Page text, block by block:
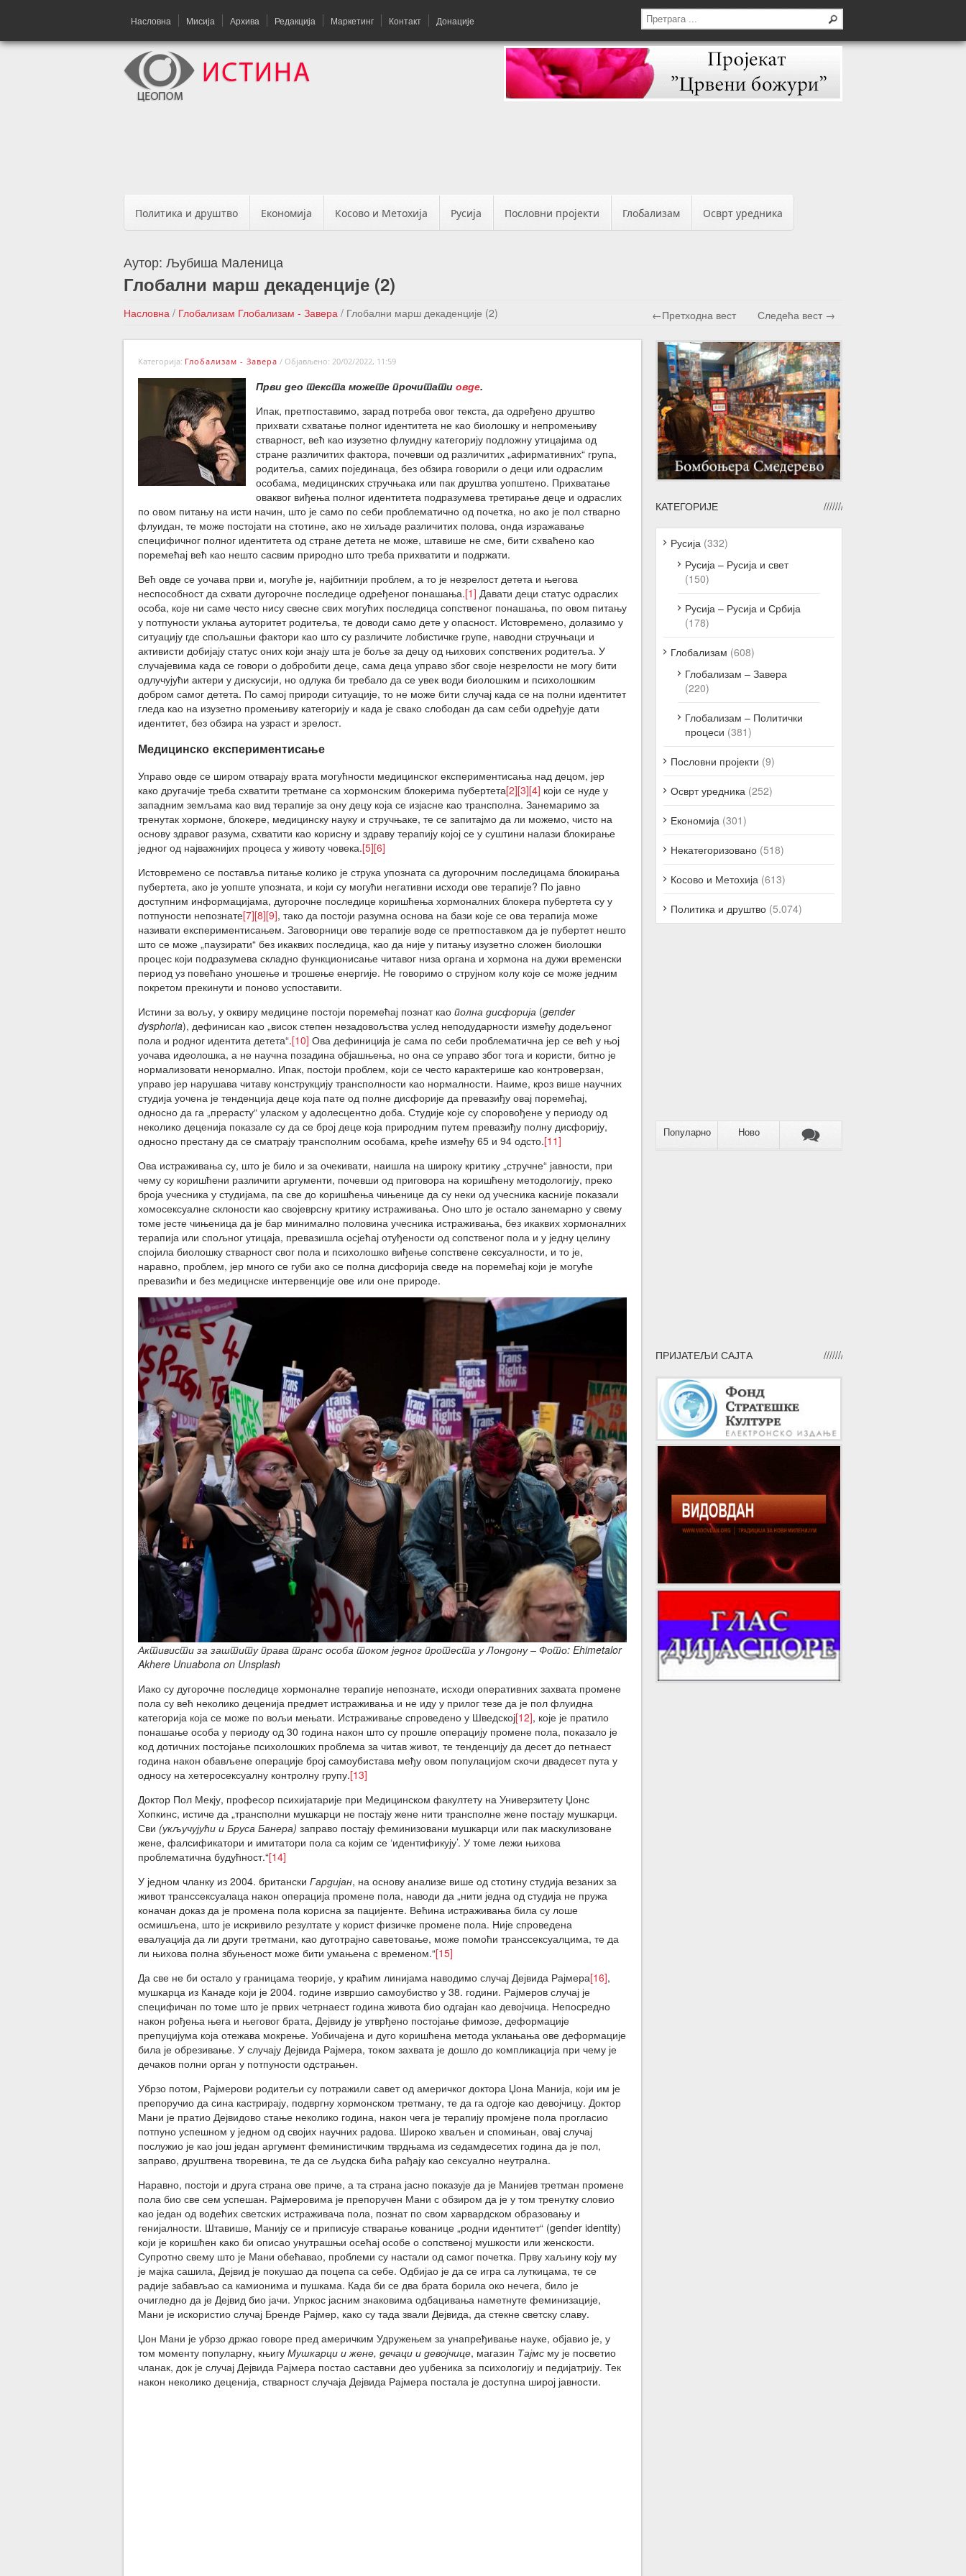
Насловна Мисија Архива Редакција Маркетинг Контакт Донације
Политика и друштво Економија Косово и Метохија Русија Пословни пројекти Глобализам Осврт уредника
Аутор: Љубиша Маленица
Глобални марш декаденције (2)
Насловна / Глобализам Глобализам - Завера / Глобални марш декаденције (2) ←Претходна вест Следећа вест →
Категорија: Глобализам - Завера / Објављено: 20/02/2022, 11:59
Први део текста можете прочитати овде.
Ипак, претпоставимо, зарад потреба овог текста, да одређено друштво
прихвати схватање полног идентитета не као биолошку и непромењиву
стварност, већ као изузетно флуидну категорију подложну утицајима од
стране различитих фактора, почевши од различитих „афирмативних“ група,
родитеља, самих појединаца, без обзира говорили о деци или одраслим
особама, медицинских стручњака или пак друштва уопштено. Прихватање
оваквог виђења полног идентитета подразумева третирање деце и одраслих
по овом питању на исти начин, што је само по себи проблематично од почетка, но ако је пол стварно
флуидан, те може постојати на стотине, ако не хиљаде различитих полова, онда изражавање
специфичног полног идентитета од стране детета не може, штавише не сме, бити схваћено као
поремећај већ као нешто сасвим природно што треба прихватити и подржати.
Већ овде се уочава први и, могуће је, најбитнији проблем, а то је незрелост детета и његова
неспособност да схвати дугорочне последице одређеног понашања.[1] Давати деци статус одраслих
особа, које ни саме често нису свесне свих могућих последица сопственог понашања, по овом питању
у потпуности уклања ауторитет родитеља, те доводи само дете у опасност. Истовремено, долазимо у
ситуацију где спољашњи фактори као што су различите лобистичке групе, наводни стручњаци и
активисти добијају статус оних који знају шта је боље за децу од њихових сопствених родитеља. У
случајевима када се говори о добробити деце, сама деца управо због своје незрелости не могу бити
одлучујући актери у дискусији, но одлука би требало да се увек води биолошким и психолошким
добром самог детета. По самој природи ситуације, то не може бити случај када се на полни идентитет
гледа као на изузетно промењиву категорију и када је свако слободан да сам себи одређује дати
идентитет, без обзира на узраст и зрелост.
Медицинско експериментисање
Управо овде се широм отварају врата могућности медицинског експериментисања над децом, јер
како другачије треба схватити третмане са хормонским блокерима пубертета[2][3][4] који се нуде у
западним земљама као вид терапије за ону децу која се изјасне као трансполна. Занемаримо за
тренутак хормоне, блокере, медицинску науку и стручњаке, те се запитајмо да ли можемо, чисто на
основу здравог разума, схватити као корисну и здраву терапију којој се у суштини налази блокирање
једног од најважнијих процеса у животу човека.[5][6]
Истовремено се поставља питање колико је струка упозната са дугорочним последицама блокирања
пубертета, ако је уопште упозната, и који су могући негативни исходи ове терапије? По јавно
доступним информацијама, дугорочне последице коришћења хормоналних блокера пубертета су у
потпуности непознате[7][8][9], тако да постоји разумна основа на бази које се ова терапија може
називати експериментисањем. Заговорници ове терапије воде се претпоставком да је пубертет нешто
што се може „паузирати“ без икаквих последица, као да није у питању изузетно сложен биолошки
процес који подразумева складно функционисање читавог низа органа и хормона на дужи временски
период уз повећано уношење и трошење енергије. Не говоримо о струјном колу које се може једним
покретом прекинути и поново успоставити.
Истини за вољу, у оквиру медицине постоји поремећај познат као полна дисфорија (gender
dysphoria), дефинисан као „висок степен незадовољства услед неподударности између додељеног
пола и родног идентита детета“.[10] Ова дефиниција је сама по себи проблематична јер се већ у њој
уочава идеолошка, а не научна позадина објашњења, но она се управо због тога и користи, битно је
нормализовати ненормално. Ипак, постоји проблем, који се често карактерише као контроверзан,
управо јер нарушава читаву конструкцију трансполности као нормалности. Наиме, кроз више научних
студија уочена је тенденција деце која пате од полне дисфорије да превазиђу овај поремећај,
односно да га „прерасту“ уласком у адолесцентно доба. Студије које су споровођене у периоду од
неколико деценија показале су да се број деце која природним путем превазиђу полну дисфорију,
односно престану да се сматрају трансполним особама, креће између 65 и 94 одсто.[11]
Ова истраживања су, што је било и за очекивати, наишла на широку критику „стручне“ јавности, при
чему су коришћени различити аргументи, почевши од приговора на коришћену методологију, преко
броја учесника у студијама, па све до коришћења чињенице да су неки од учесника касније показали
хомосексуалне склоности као својеврсну критику истраживања. Оно што је остало занемарно у свему
томе јесте чињеница да је бар минимално половина учесника истраживања, без икаквих хормоналних
терапија или спољног утицаја, превазишла осјећај отуђености од сопственог пола и у једну целину
спојила биолошку стварност свог пола и психолошко виђење сопствене сексуалности, и то је,
наравно, проблем, јер много се губи ако се полна дисфорија сведе на поремећај који је могуће
превазићи и без медицнске интервенције ове или оне природе.
Активисти за заштиту права транс особа током једног протеста у Лондону – Фото: Ehimetalor
Akhere Unuabona on Unsplash
Иако су дугорочне последице хормоналне терапије непознате, исходи оперативних захвата промене
пола су већ неколико деценија предмет истраживања и не иду у прилог тезе да је пол флуидна
категорија која се може по вољи мењати. Истраживање спроведено у Шведској[12], које је пратило
понашање особа у периоду од 30 година након што су прошле операцију промене пола, показало је
код дотичних постојање психолошких проблема за читав живот, те тенденцију да десет до петнаест
година након обављене операције број самоубистава међу овом популацијом скочи двадесет пута у
односу на хетеросексуалну контролну групу.[13]
Доктор Пол Мекју, професор психијатарије при Медицинском факултету на Универзитету Џонс
Хопкинс, истиче да „трансполни мушкарци не постају жене нити трансполне жене постају мушкарци.
Сви (укључујући и Бруса Банера) заправо постају феминизовани мушкарци или пак маскулизоване
жене, фалсификатори и имитатори пола са којим се ‘идентификују’. У томе лежи њихова
проблематична будућност.“[14]
У једном чланку из 2004. британски Гардијан, на основу анализе више од стотину студија везаних за
живот транссексуалаца након операција промене пола, наводи да „нити једна од студија не пружа
коначан доказ да је промена пола корисна за пацијенте. Већина истраживања била су лоше
осмишљена, што је искривило резултате у корист физичке промене пола. Није спроведена
евалуација да ли други третмани, као дуготрајно саветовање, може помоћи транссексуалцима, те да
ли њихова полна збуњеност може бити умањена с временом.“[15]
Да све не би остало у границама теорије, у краћим линијама наводимо случај Дејвида Рајмера[16],
мушкарца из Канаде који је 2004. године извршио самоубиство у 38. години. Рајмеров случај је
специфичан по томе што је првих четрнаест година живота био одгајан као девојчица. Непосредно
након рођења њега и његовог брата, Дејвиду је утврђено постојање фимозе, деформације
препуцијума која отежава мокрење. Уобичајена и дуго коришћена метода уклањања ове деформације
била је обрезивање. У случају Дејвида Рајмера, током захвата је дошло до компликација при чему је
дечаков полни орган у потпуности одстрањен.
Убрзо потом, Рајмерови родитељи су потражили савет од америчког доктора Џона Манија, који им је
препоручио да сина кастрирају, подвргну хормонском третману, те да га одгоје као девојчицу. Доктор
Мани је пратио Дејвидово стање неколико година, након чега је терапију промјене пола прогласио
потпуно успешном у једном од својих научних радова. Широко хваљен и спомињан, овај случај
послужио је као још један аргумент феминистичким тврдњама из седамдесетих година да је пол,
заправо, друштвена творевина, те да се људска бића рађају као сексуално неутрална.
Наравно, постоји и друга страна ове приче, а та страна јасно показује да је Манијев третман промене
пола био све сем успешан. Рајмеровима је препоручен Мани с обзиром да је у том тренутку словио
као један од водећих светских истраживача пола, познат по свом харвардском образовању и
генијалности. Штавише, Манију се и приписује стварање кованице „родни идентитет“ (gender identity)
који је коришћен како би описао унутрашњи осећај особе о сопственој мушкости или женскости.
Супротно свему што је Мани обећавао, проблеми су настали од самог почетка. Прву хаљину коју му
је мајка сашила, Дејвид је покушао да поцепа са себе. Одбијао је да се игра са луткицама, те се
радије забављао са камионима и пушкама. Када би се два брата борила око нечега, било је
очигледно да је Дејвид био јачи. Упркос јасним знаковима одбацивања наметнуте феминизације,
Мани је искористио случај Бренде Рајмер, како су тада звали Дејвида, да стекне светску славу.
Џон Мани је убрзо држао говоре пред америчким Удружењем за унапређивање науке, објавио је, у
том моменту популарну, књигу Мушкарци и жене, дечаци и девојчице, магазин Тајмс му је посветио
чланак, док је случај Дејвида Рајмера постао саставни део уџбеника за психологију и педијатрију. Тек
након неколико деценија, стварност случаја Дејвида Рајмера постала је доступна широј јавности.
КАТЕГОРИЈЕ
Русија (332)
Русија – Русија и свет
(150)
Русија – Русија и Србија
(178)
Глобализам (608)
Глобализам – Завера
(220)
Глобализам – Политички
процеси (381)
Пословни пројекти (9)
Осврт уредника (252)
Економија (301)
Некатегоризовано (518)
Косово и Метохија (613)
Политика и друштво (5.074)
Популарно Ново
ПРИЈАТЕЉИ САЈТА